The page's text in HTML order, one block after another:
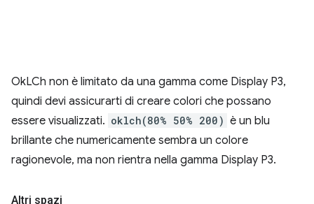
OkLCh non è limitato da una gamma come Display P3,
quindi devi assicurarti di creare colori che possano
essere visualizzati. oklch(80% 50% 200) è un blu
brillante che numericamente sembra un colore
ragionevole, ma non rientra nella gamma Display P3.
Altri spazi